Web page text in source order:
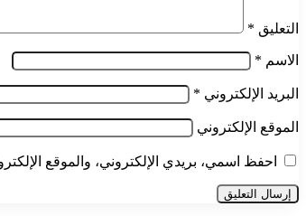
التعليق *
الاسم *
البريد الإلكتروني *
الموقع الإلكتروني
احفظ اسمي، بريدي الإلكتروني، والموقع